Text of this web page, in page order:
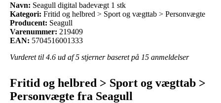
Navn: Seagull digital badevægt 1 stk
Kategori: Fritid og helbred > Sport og vægttab > Personvægte
Producent: Seagull
Varenummer: 219409
EAN: 5704516001333
Vurderet til 4.6 ud af 5 stjerner baseret på 15 anmeldelser
Fritid og helbred > Sport og vægttab >
Personvægte fra Seagull